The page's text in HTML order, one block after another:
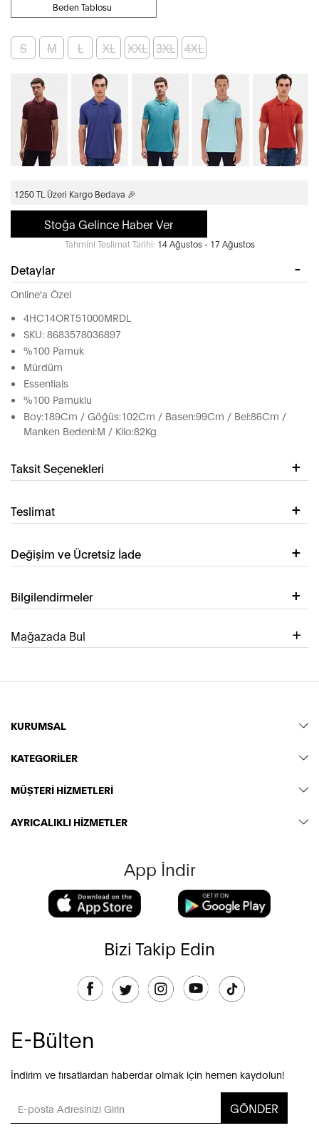
Beden Tablosu
S M L XL XXL 3XL 4XL
1250 TL Üzeri Kargo Bedava 🎉
Stoğa Gelince Haber Ver
Tahmini Teslimat Tarihi: 14 Ağustos - 17 Ağustos
Detaylar
Online'a Özel
4HC14ORT51000MRDL
SKU: 8683578036897
%100 Pamuk
Mürdüm
Essentials
%100 Pamuklu
Boy:189Cm / Göğüs:102Cm / Basen:99Cm / Bel:86Cm /
Manken Bedeni:M / Kilo:82Kg
Taksit Seçenekleri
Teslimat
Değişim ve Ücretsiz İade
Bilgilendirmeler
Mağazada Bul
KURUMSAL
KATEGORİLER
MÜŞTERİ HİZMETLERİ
AYRICALIKLI HİZMETLER
App İndir
Bizi Takip Edin
E-Bülten
İndirim ve fırsatlardan haberdar olmak için hemen kaydolun!
GÖNDER